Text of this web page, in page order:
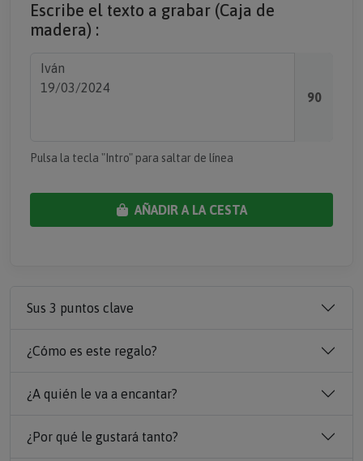
Escribe el texto a grabar (Caja de
madera) :
90
Pulsa la tecla "Intro" para saltar de línea
AÑADIR A LA CESTA
Sus 3 puntos clave
¿Cómo es este regalo?
¿A quién le va a encantar?
¿Por qué le gustará tanto?